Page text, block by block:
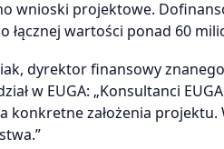
wnioski projektowe.
łącznej wartości ponad 60
dyrektor finansowy
w EUGA: „Konsultanci
konkretne założenia